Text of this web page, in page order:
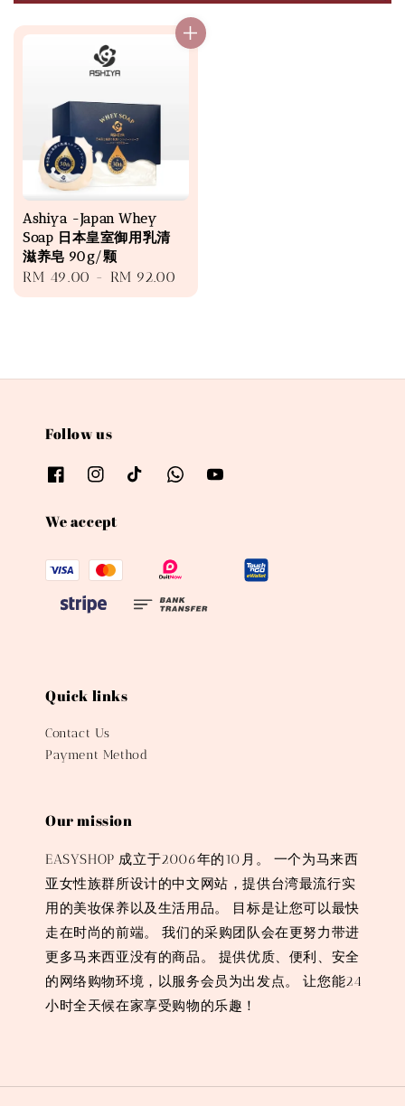
Ashiya -Japan Whey
Soap 日本皇室御用乳清
滋养皂 90g/颗
Regular
price
RM 49.00 - RM 92.00
Follow us
We accept
Quick links
Contact Us
Payment Method
Our mission
EASYSHOP 成立于2006年的10月。 一个为马来西
亚女性族群所设计的中文网站，提供台湾最流行实
用的美妆保养以及生活用品。 目标是让您可以最快
走在时尚的前端。 我们的采购团队会在更努力带进
更多马来西亚没有的商品。 提供优质、便利、安全
的网络购物环境，以服务会员为出发点。 让您能24
小时全天候在家享受购物的乐趣！